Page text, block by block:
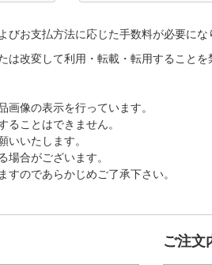
お支払方法に応じた手数料が必要にな
改変して利用・転載・転用することを
像の表示を行っています。
ことはできません。
いたします。
合がございます。
のであらかじめご了承下さい。
ご注文